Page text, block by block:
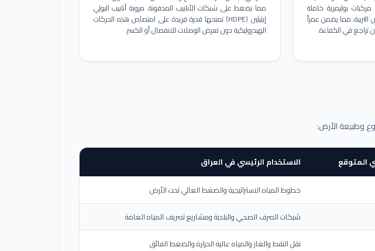
مركبات بوليمرية خاملة
التربية، مما يضمن عمراً
تراجع في الكفاءة.
مما يضغط على شبكات الأنابيب المدفونة. مرونة أنابيب البولي
إيثيلين (HDPE) تمنحها قدرة فريدة على امتصاص هذه الحركات
الهيدروليكية دون تعرض الوصلات للانفصال أو الكسر.
وطبيعة الأرض:
المتوقع الاستخدام الرئيسي في العراق
خطوط المياه الاستراتيجية والضغط العالي تحت الأرض
شبكات الصرف الصحي والبلدية ومشاريع تصريف المياه العامة
نقل النفط والغاز والمياه عالية الحرارة والضغط الفائق